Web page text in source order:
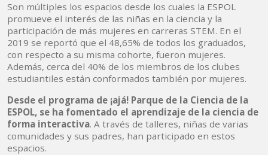
Son múltiples los espacios desde los cuales la ESPOL
promueve el interés de las niñas en la ciencia y la
participación de más mujeres en carreras STEM. En el
2019 se reportó que el 48,65% de todos los graduados,
con respecto a su misma cohorte, fueron mujeres.
Además, cerca del 40% de los miembros de los clubes
estudiantiles están conformados también por mujeres.
Desde el programa de ¡ajá! Parque de la Ciencia de la
ESPOL, se ha fomentado el aprendizaje de la ciencia de
forma interactiva. A través de talleres, niñas de varias
comunidades y sus padres, han participado en estos
espacios.